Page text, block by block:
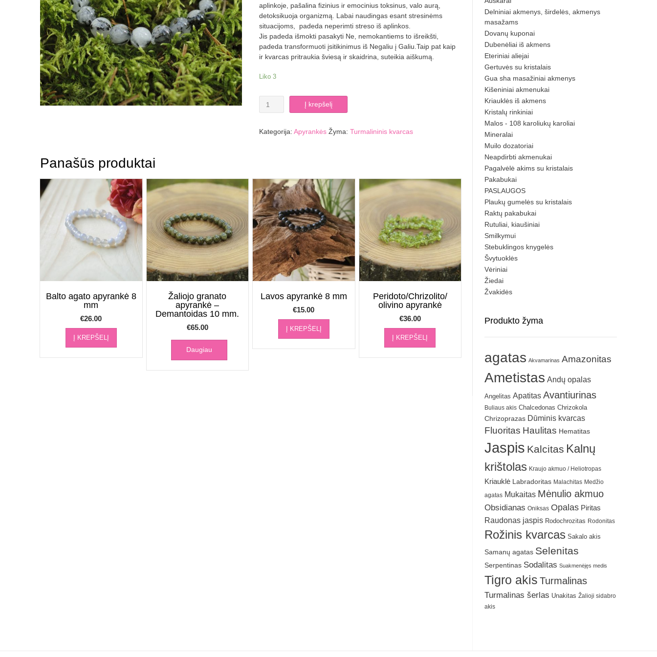
aplinkoje, pašalina fizinius ir emocinius toksinus, valo aurą,
detoksikuoja organizmą. Labai naudingas esant stresinėms
situacijoms, padeda neperimti streso iš aplinkos.
Jis padeda išmokti pasakyti Ne, nemokantiems to išreikšti,
padeda transformuoti įsitikinimus iš Negaliu į Galiu.Taip pat kaip
ir kvarcas pritraukia šviesą ir skaidrina, suteikia aiškumą.
Liko 3
kvarco
Į krepšelį
Kategorija: Apyrankės Žyma: Turmalininis kvarcas
Panašūs produktai
Balto agato apyrankė 8
mm
€26.00
Į KREPŠELĮ
Žaliojo granato
apyrankė –
Demantoidas 10 mm.
€65.00
Daugiau
Lavos apyrankė 8 mm
€15.00
Į KREPŠELĮ
Peridoto/Chrizolito/
olivino apyrankė
€36.00
Į KREPŠELĮ
Delniniai akmenys, širdelės, akmenys
masažams
Dovanų kuponai
Dubenėliai iš akmens
Eteriniai aliejai
Gertuvės su kristalais
Gua sha masažiniai akmenys
Kišeniniai akmenukai
Kriauklės iš akmens
Kristalų rinkiniai
Malos - 108 karoliukų karoliai
Mineralai
Muilo dozatoriai
Neapdirbti akmenukai
Pagalvėlė akims su kristalais
Pakabukai
PASLAUGOS
Plaukų gumelės su kristalais
Raktų pakabukai
Rutuliai, kiaušiniai
Smilkymui
Stebuklingos knygelės
Švytuoklės
Vėriniai
Žiedai
Žvakidės
Produkto žyma
agatas Akvamarinas Amazonitas
Ametistas Andų opalas
Angelitas Apatitas Avantiurinas
Buliaus akis Chalcedonas Chrizokola
Chrizoprazas Dūminis kvarcas
Fluoritas Haulitas Hematitas
Jaspis Kalcitas Kalnų
krištolas Kraujo akmuo / Heliotropas
Kriauklė Labradoritas Malachitas Medžio
agatas Mukaitas Mėnulio akmuo
Obsidianas Oniksas Opalas Piritas
Raudonas jaspis Rodochrozitas Rodonitas
Rožinis kvarcas Sakalo akis
Samanų agatas Selenitas
Serpentinas Sodalitas Suakmenėjęs medis
Tigro akis Turmalinas
Turmalinas šerlas Unakitas Žalioji sidabro
akis